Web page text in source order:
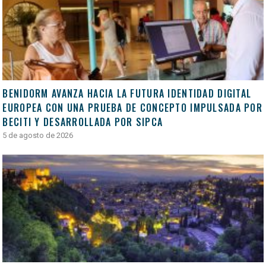
BENIDORM AVANZA HACIA LA FUTURA IDENTIDAD DIGITAL
EUROPEA CON UNA PRUEBA DE CONCEPTO IMPULSADA POR
BECITI Y DESARROLLADA POR SIPCA
5 de agosto de 2026